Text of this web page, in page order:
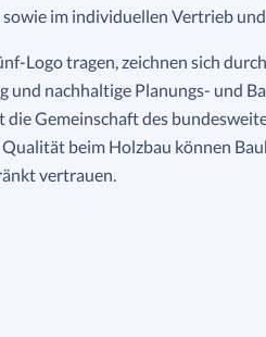
im individuellen Vertrieb
Logo tragen, zeichnen sich
und nachhaltige Planungs- und
die Gemeinschaft des
beim Holzbau können
vertrauen.